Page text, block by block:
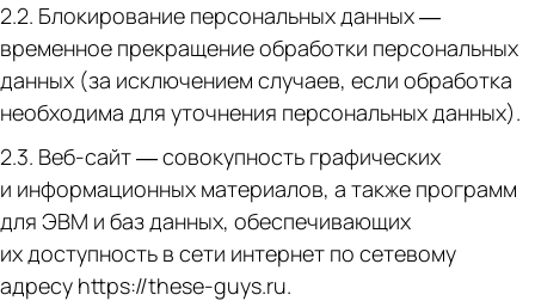
2.2. Блокирование персональных данных —
временное прекращение обработки персональных
данных (за исключением случаев, если обработка
необходима для уточнения персональных данных).
2.3. Веб-сайт — совокупность графических
и информационных материалов, а также программ
для ЭВМ и баз данных, обеспечивающих
их доступность в сети интернет по сетевому
адресу https://these-guys.ru.